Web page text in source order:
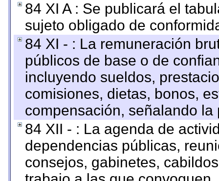
84 XI A : Se publicará el
sujeto obligado de
84 XI - : La remuneración
públicos de base o de
incluyendo sueldos,
comisiones, dietas, bonos,
compensación, señalando
84 XII - : La agenda de
dependencias públicas,
consejos, gabinetes,